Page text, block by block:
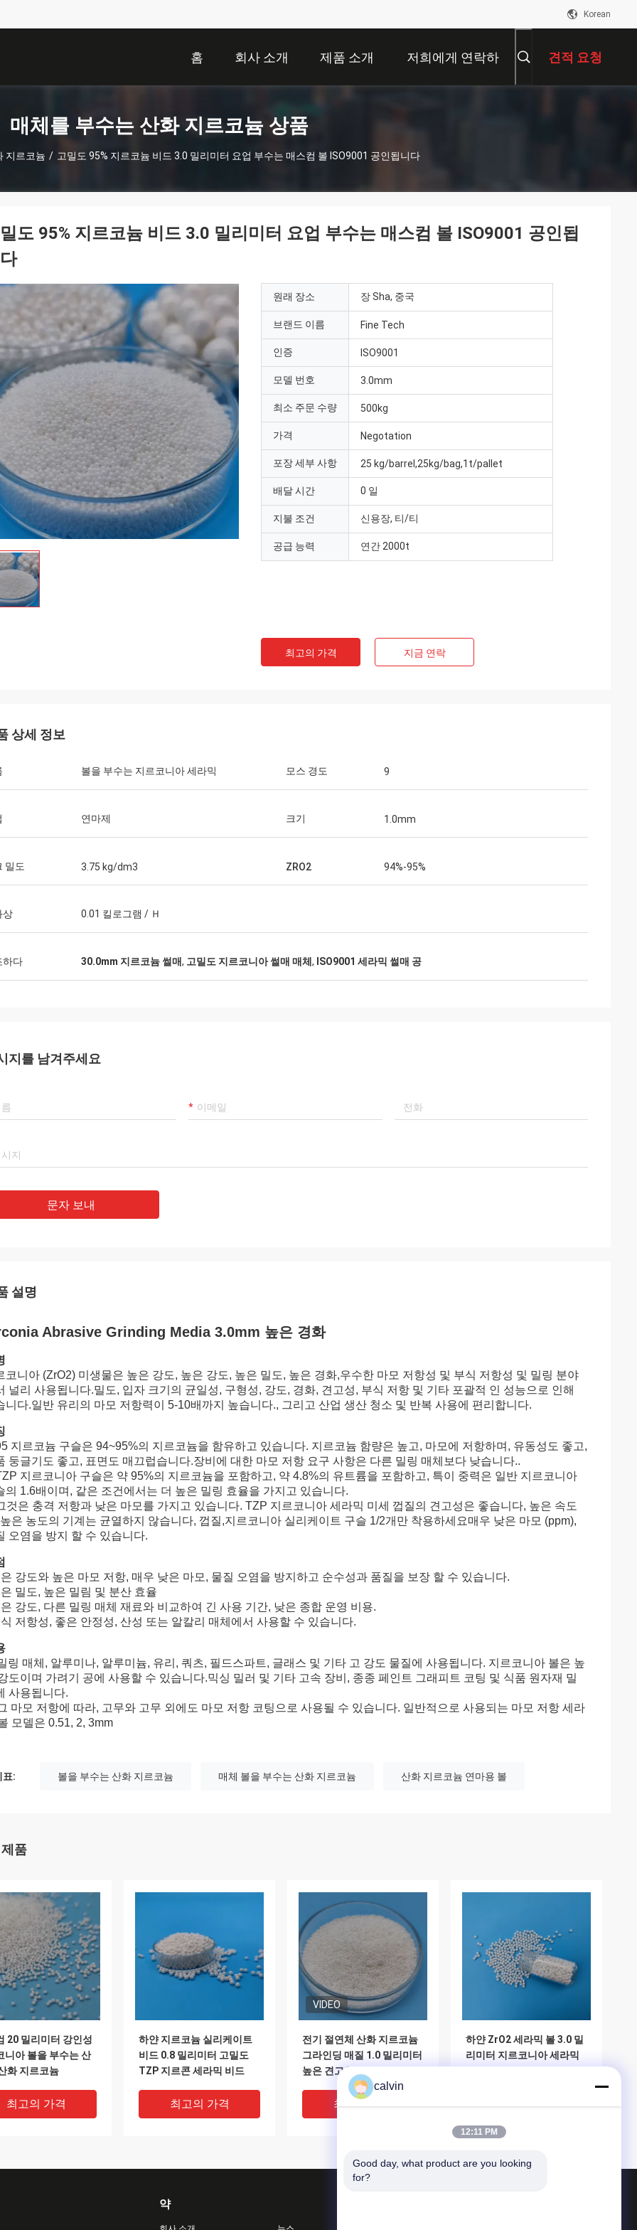
Korean
홈 회사 소개 제품 소개 저희에게 연락하 견적 요청
매체를 부수는 산화 지르코늄 상품
지르코늄 / 고밀도 95% 지르코늄 비드 3.0 밀리미터 요업 부수는 매스컴 볼 ISO9001 공인됩니다
도 95% 지르코늄 비드 3.0 밀리미터 요업 부수는 매스컴 볼 ISO9001 공인됩
원래 장소 장 Sha, 중국
브랜드 이름 Fine Tech
인증 ISO9001
모델 번호 3.0mm
최소 주문 수량 500kg
가격 Negotation
포장 세부 사항 25 kg/barrel,25kg/bag,1t/pallet
배달 시간 0 일
지불 조건 신용장, 티/티
공급 능력 연간 2000t
최고의 가격 지금 연락
상세 정보
볼을 부수는 지르코니아 세라믹 모스 경도 9
연마제 크기 1.0mm
밀도 3.75 kg/dm3 ZRO2 94%-95%
상 0.01 킬로그램 / Ｈ
하다 30.0mm 지르코늄 썰매, 고밀도 지르코니아 썰매 매체 , ISO9001 세라믹 썰매 공
지를 남겨주세요
문자 보내
설명
Abrasive Grinding Media 3.0mm 높은 경화
코니아 (ZrO2) 미생물은 높은 강도, 높은 강도, 높은 밀도, 높은 경화,우수한 마모 저항성 및 부식 저항성 및 밀링 분야
널리 사용됩니다.밀도, 입자 크기의 균일성, 구형성, 강도, 경화, 견고성, 부식 저항 및 기타 포괄적 인 성능으로 인해
니다.일반 유리의 마모 저항력이 5-10배까지 높습니다., 그리고 산업 생산 청소 및 반복 사용에 편리합니다.
지르코늄 구슬은 94~95%의 지르코늄을 함유하고 있습니다. 지르코늄 함량은 높고, 마모에 저항하며, 유동성도 좋고,
둥글기도 좋고, 표면도 매끄럽습니다.장비에 대한 마모 저항 요구 사항은 다른 밀링 매체보다 낮습니다..
지르코니아 구슬은 약 95%의 지르코늄을 포함하고, 약 4.8%의 유트륨을 포함하고, 특이 중력은 일반 지르코니아
의 1.6배이며, 같은 조건에서는 더 높은 밀링 효율을 가지고 있습니다.
것은 충격 저항과 낮은 마모를 가지고 있습니다. TZP 지르코니아 세라믹 미세 껍질의 견고성은 좋습니다, 높은 속도
은 농도의 기계는 균열하지 않습니다, 껍질,지르코니아 실리케이트 구슬 1/2개만 착용하세요매우 낮은 마모 (ppm),
오염을 방지 할 수 있습니다.
강도와 높은 마모 저항, 매우 낮은 마모, 물질 오염을 방지하고 순수성과 품질을 보장 할 수 있습니다.
밀도, 높은 밀림 및 분산 효율
강도, 다른 밀링 매체 재료와 비교하여 긴 사용 기간, 낮은 종합 운영 비용.
저항성, 좋은 안정성, 산성 또는 알칼리 매체에서 사용할 수 있습니다.
링 매체, 알루미나, 알루미늄, 유리, 쿼츠, 필드스파트, 글래스 및 기타 고 강도 물질에 사용됩니다. 지르코니아 볼은 높
도이며 가려기 공에 사용할 수 있습니다.믹싱 밀러 및 기타 고속 장비, 종종 페인트 그래피트 코팅 및 식품 원자재 밀
사용됩니다.
마모 저항에 따라, 고무와 고무 외에도 마모 저항 코팅으로 사용될 수 있습니다. 일반적으로 사용되는 마모 저항 세라
모델은 0.51, 2, 3mm
표: 볼을 부수는 산화 지르코늄 매체 볼을 부수는 산화 지르코늄 산화 지르코늄 연마용 볼
품
20 밀리미터 강인성
니아 볼을 부수는 산
화 지르코늄
최고의 가격
하얀 지르코늄 실리케이트
비드 0.8 밀리미터 고밀도
TZP 지르콘 세라믹 비드
최고의 가격
VIDEO
전기 절연체 산화 지르코늄
그라인딩 매질 1.0 밀리미터
높은 견고성 산화 지르코늄
마이크로비드
최고의 가격
하얀 ZrO2 세라믹 볼 3.0 밀
리미터 지르코니아 세라믹
최고의 가격
약
calvin
12:11 PM
Good day, what product are you looking
for?